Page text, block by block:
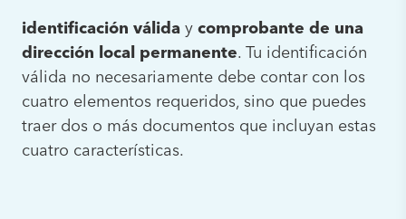
identificación válida y comprobante de una
dirección local permanente. Tu identificación
válida no necesariamente debe contar con los
cuatro elementos requeridos, sino que puedes
traer dos o más documentos que incluyan estas
cuatro características.